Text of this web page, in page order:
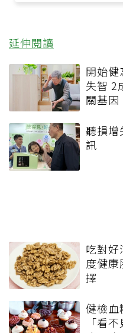
延伸閱讀
開始
失智 2
關基因
聽損增
訊
吃對
度健康
擇
健檢血
「看